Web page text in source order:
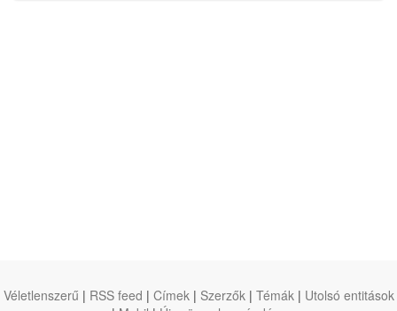
Véletlenszerű | RSS feed | Címek | Szerzők | Témák | Utolsó entitások